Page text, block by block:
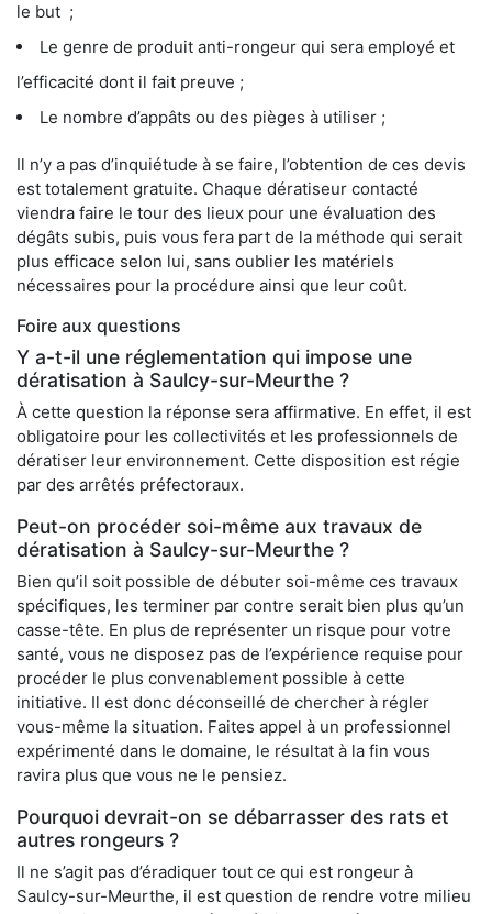
le but ;
Le genre de produit anti-rongeur qui sera employé et
l’efficacité dont il fait preuve ;
Le nombre d’appâts ou des pièges à utiliser ;
Il n’y a pas d’inquiétude à se faire, l’obtention de ces devis
est totalement gratuite. Chaque dératiseur contacté
viendra faire le tour des lieux pour une évaluation des
dégâts subis, puis vous fera part de la méthode qui serait
plus efficace selon lui, sans oublier les matériels
nécessaires pour la procédure ainsi que leur coût.
Foire aux questions
Y a-t-il une réglementation qui impose une
dératisation à Saulcy-sur-Meurthe ?
À cette question la réponse sera affirmative. En effet, il est
obligatoire pour les collectivités et les professionnels de
dératiser leur environnement. Cette disposition est régie
par des arrêtés préfectoraux.
Peut-on procéder soi-même aux travaux de
dératisation à Saulcy-sur-Meurthe ?
Bien qu’il soit possible de débuter soi-même ces travaux
spécifiques, les terminer par contre serait bien plus qu’un
casse-tête. En plus de représenter un risque pour votre
santé, vous ne disposez pas de l’expérience requise pour
procéder le plus convenablement possible à cette
initiative. Il est donc déconseillé de chercher à régler
vous-même la situation. Faites appel à un professionnel
expérimenté dans le domaine, le résultat à la fin vous
ravira plus que vous ne le pensiez.
Pourquoi devrait-on se débarrasser des rats et
autres rongeurs ?
Il ne s’agit pas d’éradiquer tout ce qui est rongeur à
Saulcy-sur-Meurthe, il est question de rendre votre milieu